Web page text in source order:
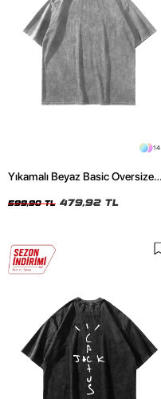
14
Yıkamalı Beyaz Basic Oversize
599,90 TL 479,92 TL